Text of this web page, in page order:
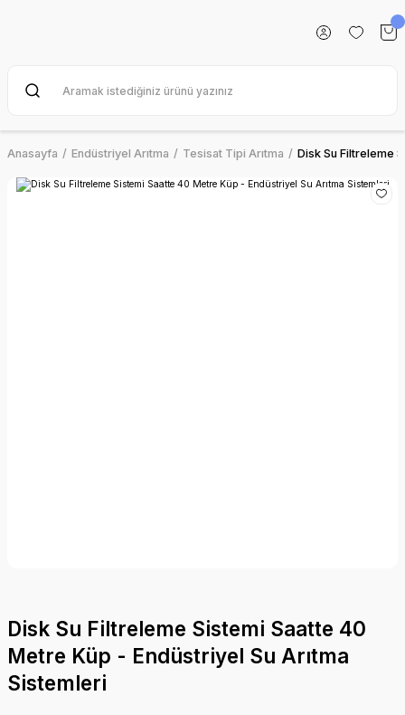
Anasayfa Endüstriyel Arıtma Tesisat Tipi Arıtma Disk Su Filtreleme
Disk Su Filtreleme Sistemi Saatte 40
Metre Küp - Endüstriyel Su Arıtma
Sistemleri